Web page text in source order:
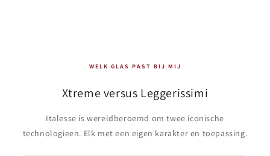
WELK GLAS PAST BIJ MIJ
Xtreme versus Leggerissimi
Italesse is wereldberoemd om twee iconische
technologieen. Elk met een eigen karakter en toepassing.